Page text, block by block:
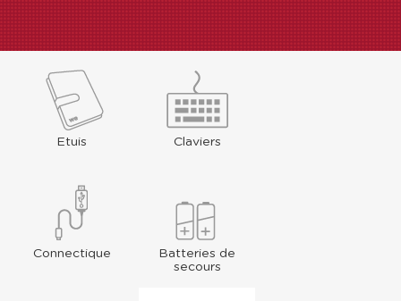
Etuis Claviers
Connectique
Batteries de
secours